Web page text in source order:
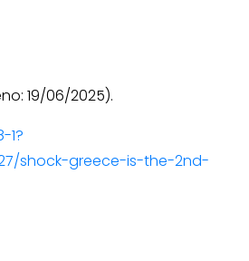
19/06/2025).
1?
shock-greece-is-the-2nd-